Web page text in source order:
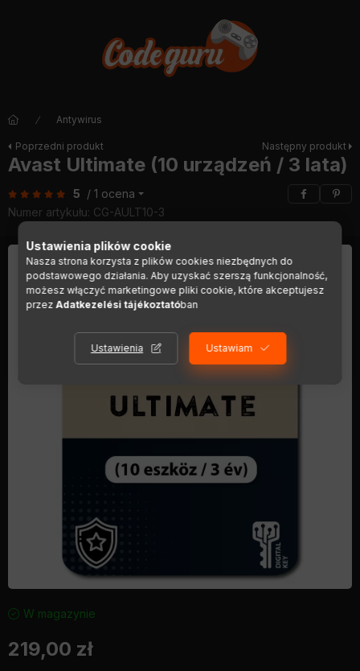
Antywirus
Poprzedni produkt Następny produkt
Avast Ultimate (10 urządzeń / 3 lata)
5 / 1 ocena
Numer artykułu: CG-AULT10-3
W magazynie
219,00 zł
Ustawienia plików cookie
Nasza strona korzysta z plików cookies niezbędnych do
podstawowego działania. Aby uzyskać szerszą funkcjonalność,
możesz włączyć marketingowe pliki cookie, które akceptujesz
przezAdatkezelési tájékoztatóban
Ustawienia Ustawiam